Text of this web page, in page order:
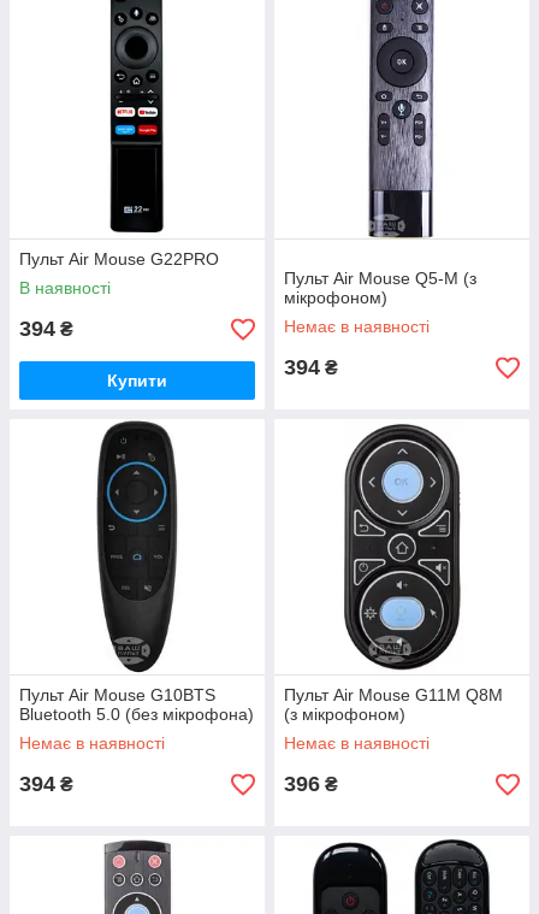
Пульт Air Mouse G22PRO
В наявності
394 ₴
Купити
Пульт Air Mouse Q5-М (з
мікрофоном)
Немає в наявності
394 ₴
Пульт Air Mouse G10BTS
Bluetooth 5.0 (без мікрофона)
Немає в наявності
394 ₴
Пульт Air Mouse G11M Q8M
(з мікрофоном)
Немає в наявності
396 ₴